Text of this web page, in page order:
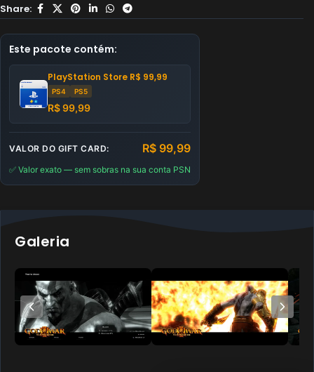
Share:
Este pacote contém:
PlayStation Store R$ 99,99
PS4 PS5
R$99,99
VALOR DO GIFT CARD: R$ 99,99
✅ Valor exato — sem sobras na sua conta PSN
Galeria